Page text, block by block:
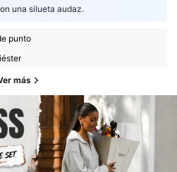
una silueta audaz.
punto
más